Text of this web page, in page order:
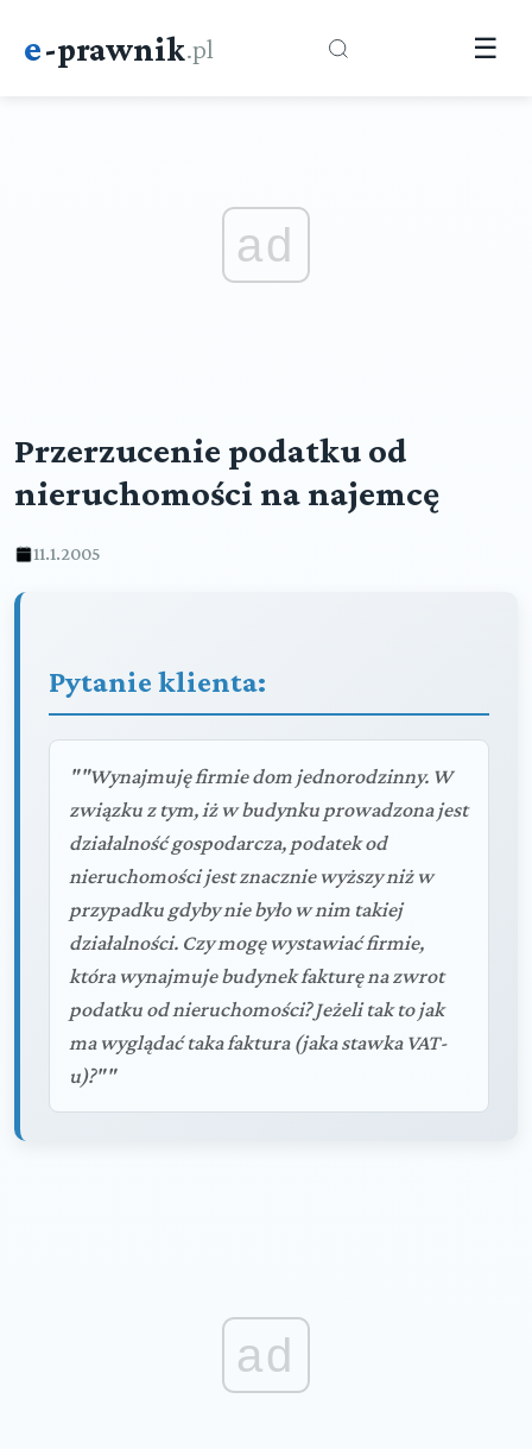
e-prawnik.pl ☰
ad
Przerzucenie podatku od
nieruchomości na najemcę
11.1.2005
Pytanie klienta:
""Wynajmuję firmie dom jednorodzinny. W
związku z tym, iż w budynku prowadzona jest
działalność gospodarcza, podatek od
nieruchomości jest znacznie wyższy niż w
przypadku gdyby nie było w nim takiej
działalności. Czy mogę wystawiać firmie,
która wynajmuje budynek fakturę na zwrot
podatku od nieruchomości? Jeżeli tak to jak
ma wyglądać taka faktura (jaka stawka VAT-
u)?""
ad